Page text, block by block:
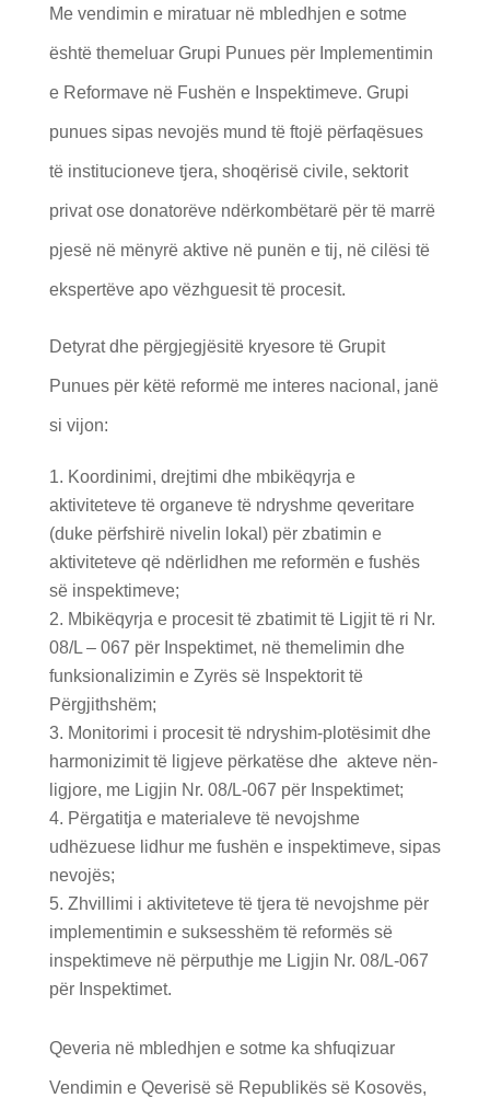
Me vendimin e miratuar në mbledhjen e sotme
është themeluar Grupi Punues për Implementimin
e Reformave në Fushën e Inspektimeve. Grupi
punues sipas nevojës mund të ftojë përfaqësues
të institucioneve tjera, shoqërisë civile, sektorit
privat ose donatorëve ndërkombëtarë për të marrë
pjesë në mënyrë aktive në punën e tij, në cilësi të
ekspertëve apo vëzhguesit të procesit.
Detyrat dhe përgjegjësitë kryesore të Grupit
Punues për këtë reformë me interes nacional, janë
si vijon:
Koordinimi, drejtimi dhe mbikëqyrja e
aktiviteteve të organeve të ndryshme qeveritare
(duke përfshirë nivelin lokal) për zbatimin e
aktiviteteve që ndërlidhen me reformën e fushës
së inspektimeve;
Mbikëqyrja e procesit të zbatimit të Ligjit të ri Nr.
08/L – 067 për Inspektimet, në themelimin dhe
funksionalizimin e Zyrës së Inspektorit të
Përgjithshëm;
Monitorimi i procesit të ndryshim-plotësimit dhe
harmonizimit të ligjeve përkatëse dhe akteve nën-
ligjore, me Ligjin Nr. 08/L-067 për Inspektimet;
Përgatitja e materialeve të nevojshme
udhëzuese lidhur me fushën e inspektimeve, sipas
nevojës;
Zhvillimi i aktiviteteve të tjera të nevojshme për
implementimin e suksesshëm të reformës së
inspektimeve në përputhje me Ligjin Nr. 08/L-067
për Inspektimet.
Qeveria në mbledhjen e sotme ka shfuqizuar
Vendimin e Qeverisë së Republikës së Kosovës,